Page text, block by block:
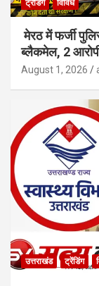
ट्रेंडिंग विविध
मेरठ में फर्जी
ब्लैकमेल, 2
August 1, 2026
उत्तराखंड ट्रेंडिंग